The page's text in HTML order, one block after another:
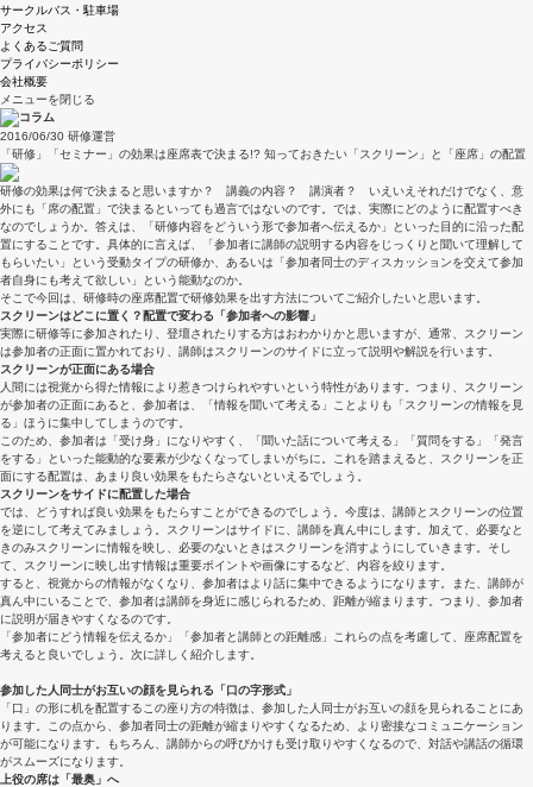
サークルバス・駐車場
アクセス
よくあるご質問
プライバシーポリシー
会社概要
メニューを閉じる
2016/06/30 研修運営
「研修」「セミナー」の効果は座席表で決まる!? 知っておきたい「スクリーン」と「座席」の配置
研修の効果は何で決まると思いますか？ 講義の内容？ 講演者？ いえいえそれだけでなく、意
外にも「席の配置」で決まるといっても過言ではないのです。では、実際にどのように配置すべき
なのでしょうか。答えは、「研修内容をどういう形で参加者へ伝えるか」といった目的に沿った配
置にすることです。具体的に言えば、「参加者に講師の説明する内容をじっくりと聞いて理解して
もらいたい」という受動タイプの研修か、あるいは「参加者同士のディスカッションを交えて参加
者自身にも考えて欲しい」という能動なのか。
そこで今回は、研修時の座席配置で研修効果を出す方法についてご紹介したいと思います。
スクリーンはどこに置く？配置で変わる「参加者への影響」
実際に研修等に参加されたり、登壇されたりする方はおわかりかと思いますが、通常、スクリーン
は参加者の正面に置かれており、講師はスクリーンのサイドに立って説明や解説を行います。
スクリーンが正面にある場合
人間には視覚から得た情報により惹きつけられやすいという特性があります。つまり、スクリーン
が参加者の正面にあると、参加者は、「情報を聞いて考える」ことよりも「スクリーンの情報を見
る」ほうに集中してしまうのです。
このため、参加者は「受け身」になりやすく、「聞いた話について考える」「質問をする」「発言
をする」といった能動的な要素が少なくなってしまいがちに。これを踏まえると、スクリーンを正
面にする配置は、あまり良い効果をもたらさないといえるでしょう。
スクリーンをサイドに配置した場合
では、どうすれば良い効果をもたらすことができるのでしょう。今度は、講師とスクリーンの位置
を逆にして考えてみましょう。スクリーンはサイドに、講師を真ん中にします。加えて、必要なと
きのみスクリーンに情報を映し、必要のないときはスクリーンを消すようにしていきます。そし
て、スクリーンに映し出す情報は重要ポイントや画像にするなど、内容を絞ります。
すると、視覚からの情報がなくなり、参加者はより話に集中できるようになります。また、講師が
真ん中にいることで、参加者は講師を身近に感じられるため、距離が縮まります。つまり、参加者
に説明が届きやすくなるのです。
「参加者にどう情報を伝えるか」「参加者と講師との距離感」これらの点を考慮して、座席配置を
考えると良いでしょう。次に詳しく紹介します。
参加した人同士がお互いの顔を見られる「口の字形式」
「口」の形に机を配置するこの座り方の特徴は、参加した人同士がお互いの顔を見られることにあ
ります。この点から、参加者同士の距離が縮まりやすくなるため、より密接なコミュニケーション
が可能になります。もちろん、講師からの呼びかけも受け取りやすくなるので、対話や講話の循環
がスムーズになります。
上役の席は「最奥」へ